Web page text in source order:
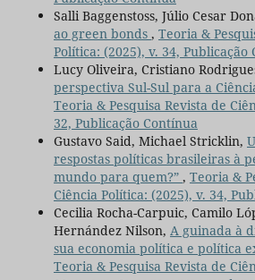
Salli Baggenstoss, Júlio Cesar
ao green bonds , Teoria &
Política: (2025), v. 34, Publicação
Lucy Oliveira, Cristiano
perspectiva Sul-Sul para a
Teoria & Pesquisa Revista de
32, Publicação Contínua
Gustavo Said, Michael Stricklin,
respostas políticas brasileiras à
mundo para quem?” , Teoria &
Ciência Política: (2025), v. 34,
Cecilia Rocha-Carpuic, Camilo
Hernández Nilson, A guinada à
sua economia política e política
Teoria & Pesquisa Revista de